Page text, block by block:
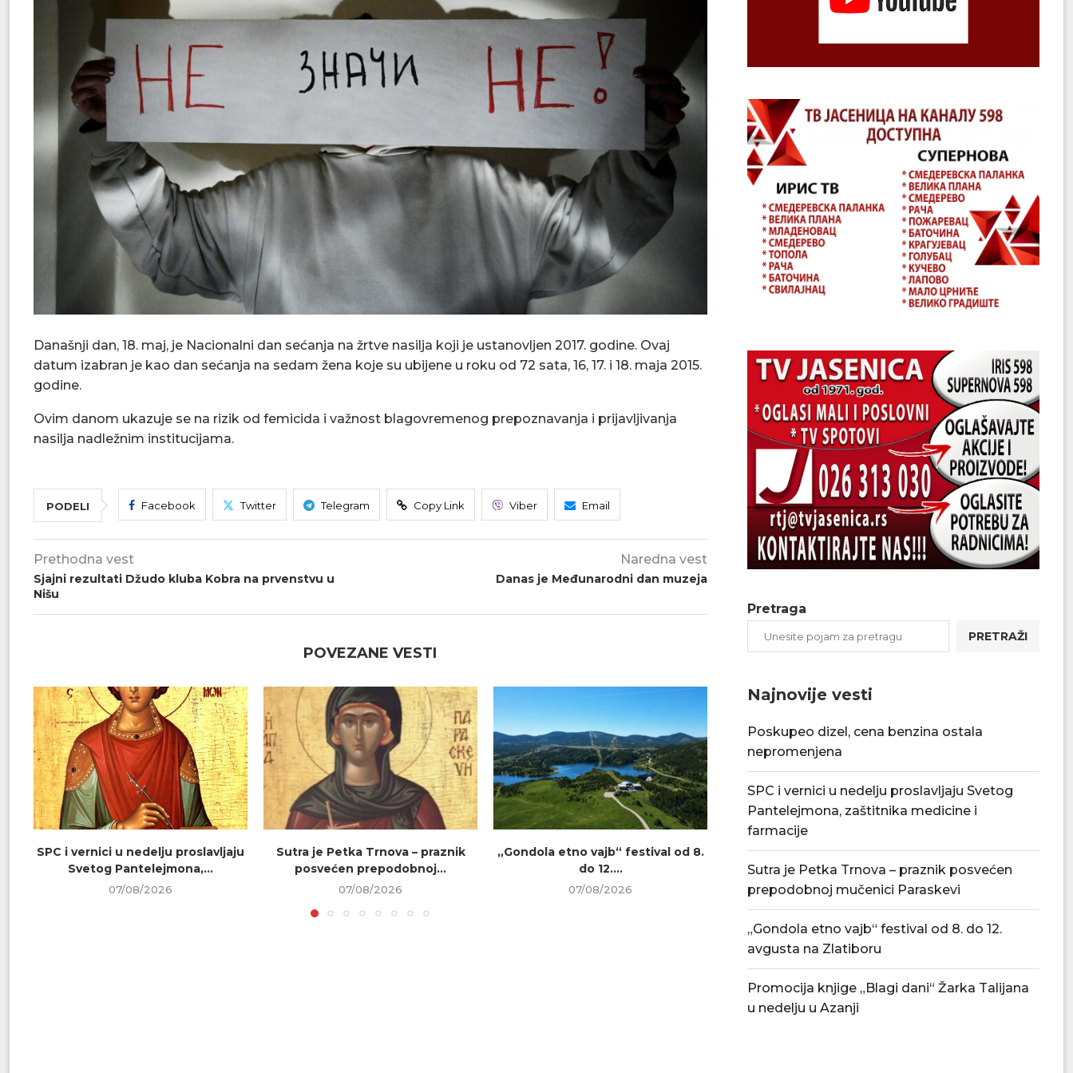
Današnji dan, 18. maj, je Nacionalni dan sećanja na žrtve nasilja koji je ustanovljen 2017. godine. Ovaj
datum izabran je kao dan sećanja na sedam žena koje su ubijene u roku od 72 sata, 16, 17. i 18. maja 2015.
godine.
Ovim danom ukazuje se na rizik od femicida i važnost blagovremenog prepoznavanja i prijavljivanja
nasilja nadležnim institucijama.
PODELI Facebook Twitter Telegram Copy Link Viber Email
Prethodna vest
Sjajni rezultati Džudo kluba Kobra na prvenstvu u
Nišu
Naredna vest
Danas je Međunarodni dan muzeja
POVEZANE VESTI
SPC i vernici u nedelju proslavljaju
Svetog Pantelejmona,...
07/08/2026
Sutra je Petka Trnova – praznik
posvećen prepodobnoj...
07/08/2026
„Gondola etno vajb“ festival od 8.
do 12....
07/08/2026
Tradicionalna Azanjska pogačijada
8. avgusta
07/08/2026
PU „Čika Jova
Pretraga
PRETRAŽI
Najnovije vesti
Poskupeo dizel, cena benzina ostala
nepromenjena
SPC i vernici u nedelju proslavljaju Svetog
Pantelejmona, zaštitnika medicine i
farmacije
Sutra je Petka Trnova – praznik posvećen
prepodobnoj mučenici Paraskevi
„Gondola etno vajb“ festival od 8. do 12.
avgusta na Zlatiboru
Promocija knjige „Blagi dani“ Žarka Talijana
u nedelju u Azanji